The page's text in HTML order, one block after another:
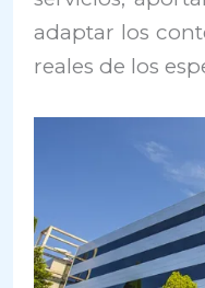
adaptar los
reales de los